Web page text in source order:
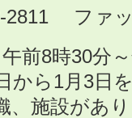
2811 ファ
前8時30分
から1月3日
、施設があ